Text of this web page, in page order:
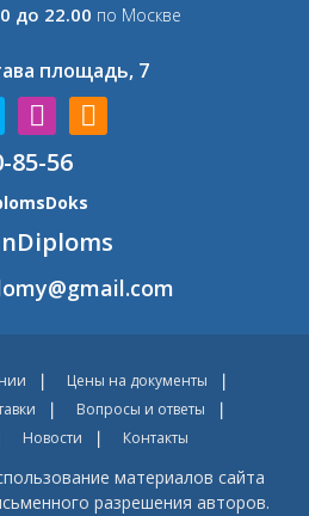
до 22.00 по Москве
площадь, 7
85-56
Цены на документы
Вопросы и ответы
Новости Контакты
материалов сайта
разрешения авторов.